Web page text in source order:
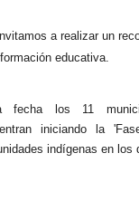
a realizar un
educativa.
fecha los 11
iniciando la
indígenas en los